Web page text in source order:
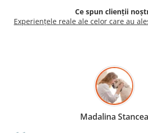
Ce spun clienții
Experiențele reale ale celor care au
Madalina Stancea